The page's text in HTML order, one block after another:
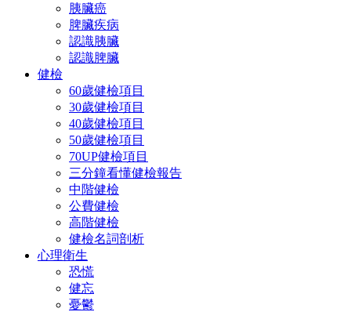
胰臟癌
脾臟疾病
認識胰臟
認識脾臟
健檢
60歲健檢項目
30歲健檢項目
40歲健檢項目
50歲健檢項目
70UP健檢項目
三分鐘看懂健檢報告
中階健檢
公費健檢
高階健檢
健檢名詞剖析
心理衛生
恐慌
健忘
憂鬱